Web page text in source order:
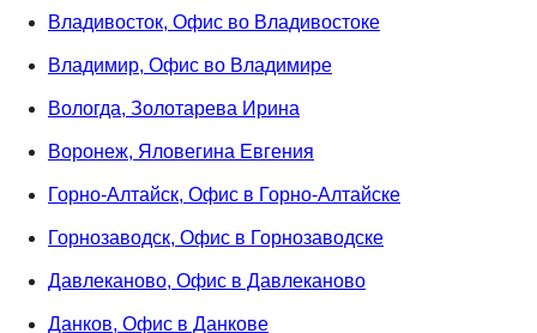
Владивосток, Офис во Владивостоке
Владимир, Офис во Владимире
Вологда, Золотарева Ирина
Воронеж, Яловегина Евгения
Горно-Алтайск, Офис в Горно-Алтайске
Горнозаводск, Офис в Горнозаводске
Давлеканово, Офис в Давлеканово
Данков, Офис в Данкове